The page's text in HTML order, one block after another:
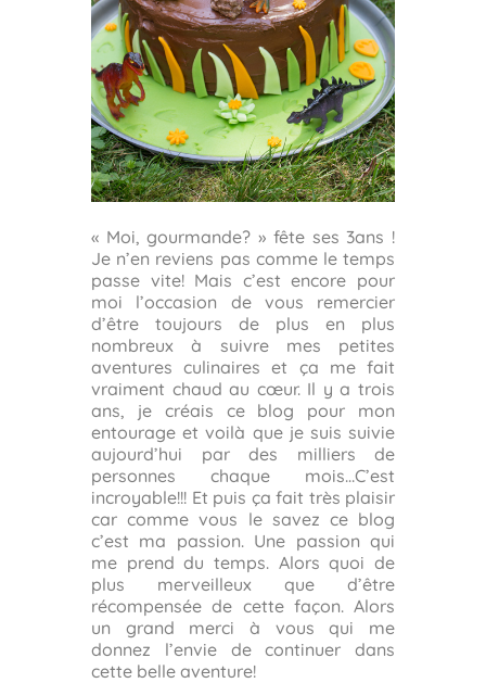
« Moi, gourmande? » fête ses 3ans !
Je n’en reviens pas comme le temps
passe vite! Mais c’est encore pour
moi l’occasion de vous remercier
d’être toujours de plus en plus
nombreux à suivre mes petites
aventures culinaires et ça me fait
vraiment chaud au cœur. Il y a trois
ans, je créais ce blog pour mon
entourage et voilà que je suis suivie
aujourd’hui par des milliers de
personnes chaque mois…C’est
incroyable!!! Et puis ça fait très plaisir
car comme vous le savez ce blog
c’est ma passion. Une passion qui
me prend du temps. Alors quoi de
plus merveilleux que d’être
récompensée de cette façon. Alors
un grand merci à vous qui me
donnez l’envie de continuer dans
cette belle aventure!